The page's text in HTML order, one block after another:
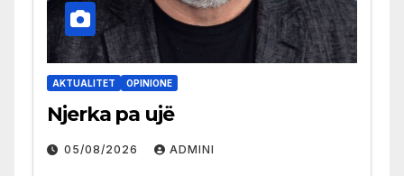
AKTUALITET OPINIONE
Njerka pa ujë
05/08/2026 ADMINI